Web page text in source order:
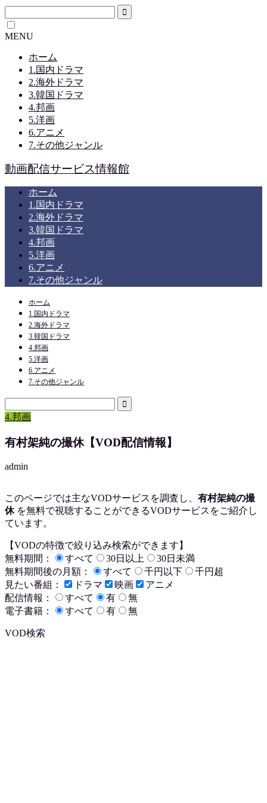
MENU
ホーム
1.国内ドラマ
2.海外ドラマ
3.韓国ドラマ
4.邦画
5.洋画
6.アニメ
7.その他ジャンル
動画配信サービス情報館
ホーム
1.国内ドラマ
2.海外ドラマ
3.韓国ドラマ
4.邦画
5.洋画
6.アニメ
7.その他ジャンル
ホーム
1.国内ドラマ
2.海外ドラマ
3.韓国ドラマ
4.邦画
5.洋画
6.アニメ
7.その他ジャンル
4.邦画
有村架純の撮休【VOD配信情報】
admin
このページでは主なVODサービスを調査し、 有村架純の撮
休を無料で視聴することができるVODサービスをご紹介し
ています。
【VODの特徴で絞り込み検索ができます】
無料期間：
すべて 30日以上
30日未満
無料期間後の月額：
すべて 千円以下
千円超
見たい番組：
ドラマ 映画
アニメ
配信情報：
すべて 有
無
電子書籍：
すべて 有 無
VOD検索